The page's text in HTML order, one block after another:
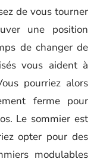
de vous tourner
une position
de changer de
vous aident à
pourriez alors
ferme pour
Le sommier est
opter pour des
modulables